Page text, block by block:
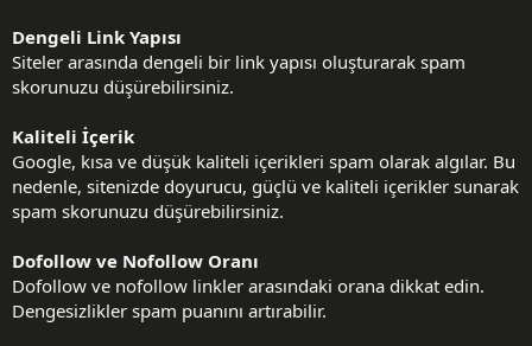
Dengeli Link Yapısı
Siteler arasında dengeli bir link yapısı oluşturarak spam
skorunuzu düşürebilirsiniz.
Kaliteli İçerik
Google, kısa ve düşük kaliteli içerikleri spam olarak algılar. Bu
nedenle, sitenizde doyurucu, güçlü ve kaliteli içerikler sunarak
spam skorunuzu düşürebilirsiniz.
Dofollow ve Nofollow Oranı
Dofollow ve nofollow linkler arasındaki orana dikkat edin.
Dengesizlikler spam puanını artırabilir.